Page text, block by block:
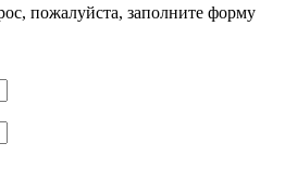
пожалуйста, заполните форму